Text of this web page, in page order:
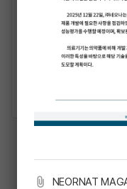
2023-05-03
(주)네오나, 2023
(비임상단계)
NEORNAT